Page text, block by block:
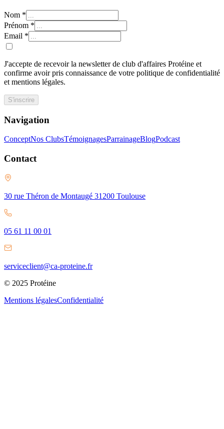
Nom *
Prénom *
Email *
J'accepte de recevoir la newsletter de club d'affaires Protéine et
confirme avoir pris connaissance de votre politique de confidentialité
et mentions légales.
S'inscrire
Navigation
ConceptNos ClubsTémoignagesParrainageBlogPodcast
Contact
30 rue Théron de Montaugé 31200 Toulouse
05 61 11 00 01
serviceclient@ca-proteine.fr
© 2025 Protéine
Mentions légalesConfidentialité